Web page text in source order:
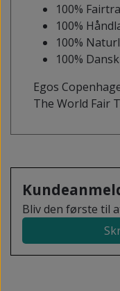
100%
100%
100%
100%
Egos
The World Fair
Bliv den første til